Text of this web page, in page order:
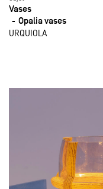
Vases
Opalia vases
URQUIOLA